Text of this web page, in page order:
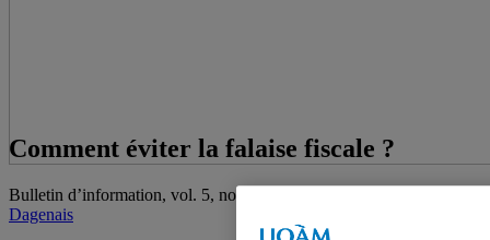
Comment éviter la falaise fiscale ?
Bulletin d’information, vol. 5, no 11, 8 décembre 2012,
Dagenais